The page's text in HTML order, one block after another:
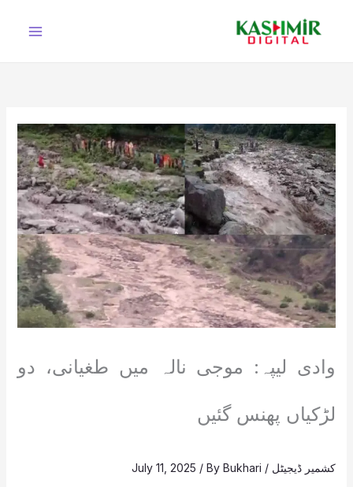
وادی لیپہ: موجی نالہ میں طغیانی، دو
لڑکیاں پھنس گئیں
کشمیر ڈیجیٹل /
July 11, 2025 / ByBukhari